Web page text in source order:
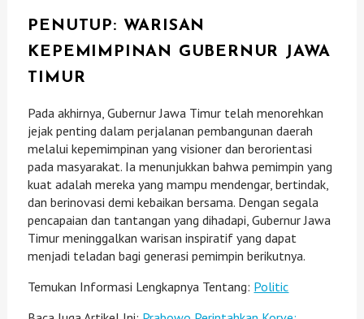
PENUTUP: WARISAN
KEPEMIMPINAN GUBERNUR JAWA
TIMUR
Pada akhirnya, Gubernur Jawa Timur telah menorehkan
jejak penting dalam perjalanan pembangunan daerah
melalui kepemimpinan yang visioner dan berorientasi
pada masyarakat. Ia menunjukkan bahwa pemimpin yang
kuat adalah mereka yang mampu mendengar, bertindak,
dan berinovasi demi kebaikan bersama. Dengan segala
pencapaian dan tantangan yang dihadapi, Gubernur Jawa
Timur meninggalkan warisan inspiratif yang dapat
menjadi teladan bagi generasi pemimpin berikutnya.
Temukan Informasi Lengkapnya Tentang: Politic